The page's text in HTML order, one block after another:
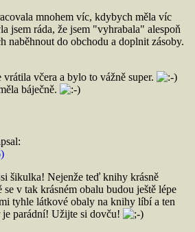
mnohem víc, kdybych měla víc
jsem ráda, že jsem "vyhrabala" alespoň
naběhnout do obchodu a doplnit zásoby.
vrátila včera a bylo to vážně super.
báječně.
šikulka! Nejenže teď knihy krásně
v tak krásném obalu budou ještě lépe
tyhle látkové obaly na knihy líbí a ten
parádní! Užijte si dovču!